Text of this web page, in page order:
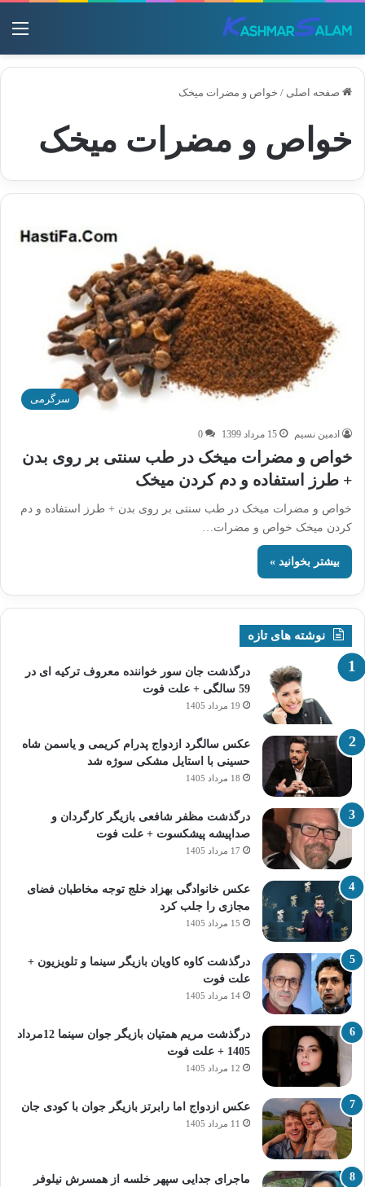
صفحه اصلی / خواص و مضرات میخک
خواص و مضرات میخک
سرگرمی
ادمین نسیم 15 مرداد 1399 0
خواص و مضرات میخک در طب سنتی بر روی بدن
+ طرز استفاده و دم کردن میخک
خواص و مضرات میخک در طب سنتی بر روی بدن + طرز استفاده و دم
کردن میخک خواص و مضرات…
بیشتر بخوانید »
نوشته های تازه
درگذشت جان سور خواننده معروف ترکیه ای در
59 سالگی + علت فوت
19 مرداد 1405
عکس سالگرد ازدواج پدرام کریمی و یاسمن شاه‌
حسینی با استایل مشکی سوژه شد
18 مرداد 1405
درگذشت مظفر شافعی بازیگر کارگردان و
صداپیشه پیشکسوت + علت فوت
17 مرداد 1405
عکس خانوادگی بهزاد خلج توجه مخاطبان فضای
مجازی را جلب کرد
15 مرداد 1405
درگذشت کاوه کاویان بازیگر سینما و تلویزیون +
علت فوت
14 مرداد 1405
درگذشت مریم همتیان بازیگر جوان سینما 12مرداد
1405 + علت فوت
12 مرداد 1405
عکس ازدواج اما رابرتز بازیگر جوان با کودی جان
11 مرداد 1405
ماجرای جدایی سپهر خلسه از همسرش نیلوفر